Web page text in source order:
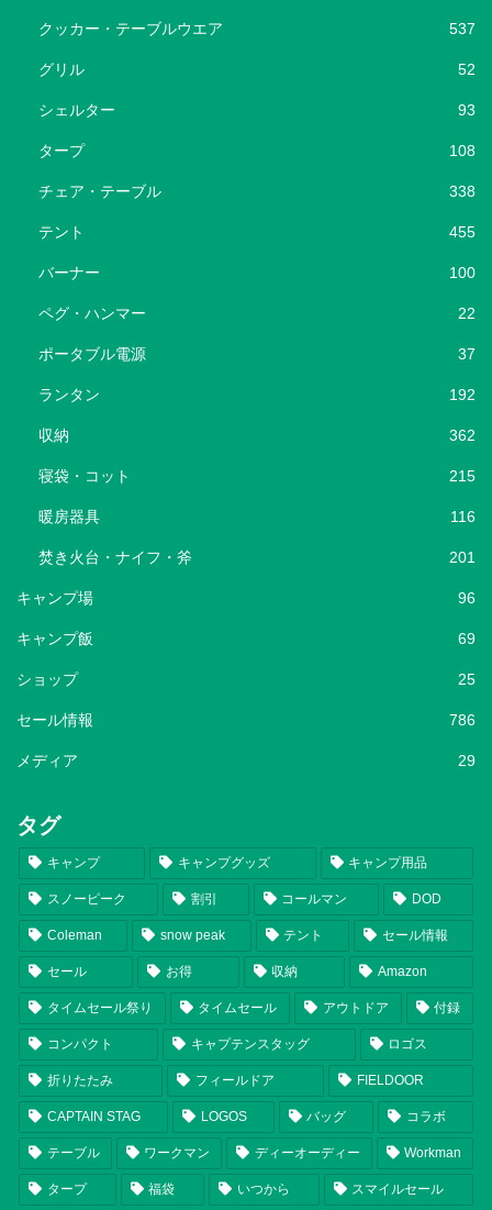
クッカー・テーブルウエア 537
グリル 52
シェルター 93
タープ 108
チェア・テーブル 338
テント 455
バーナー 100
ペグ・ハンマー 22
ポータブル電源 37
ランタン 192
収納 362
寝袋・コット 215
暖房器具 116
焚き火台・ナイフ・斧 201
キャンプ場 96
キャンプ飯 69
ショップ 25
セール情報 786
メディア 29
タグ
キャンプ キャンプグッズ キャンプ用品
スノーピーク 割引 コールマン DOD
Coleman snow peak テント セール情報
セール お得 収納 Amazon
タイムセール祭り タイムセール アウトドア 付録
コンパクト キャプテンスタッグ ロゴス
折りたたみ フィールドア FIELDOOR
CAPTAIN STAG LOGOS バッグ コラボ
テーブル ワークマン ディーオーディー Workman
タープ 福袋 いつから スマイルセール